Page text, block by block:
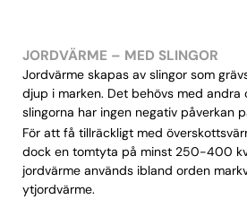
JORDVÄRME – MED SLINGOR
Jordvärme skapas av slingor som
djup i marken. Det behövs med andra
slingorna har ingen negativ påverkan
För att få tillräckligt med
dock en tomtyta på minst 250-400
jordvärme används ibland orden
ytjordvärme.